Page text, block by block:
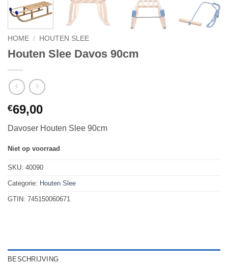
HOME / HOUTEN SLEE
Houten Slee Davos 90cm
€69,00
Davoser Houten Slee 90cm
Niet op voorraad
SKU: 40090
Categorie: Houten Slee
GTIN: 745150060671
BESCHRIJVING